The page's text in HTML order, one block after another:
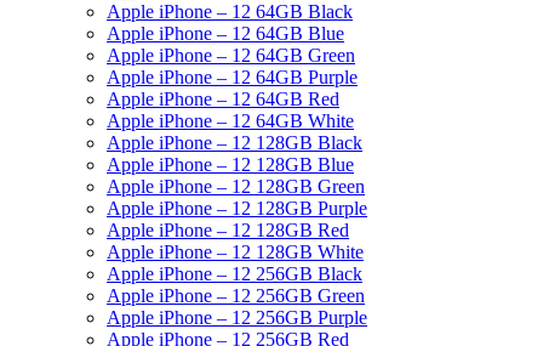
Apple iPhone – 12 64GB Black
Apple iPhone – 12 64GB Blue
Apple iPhone – 12 64GB Green
Apple iPhone – 12 64GB Purple
Apple iPhone – 12 64GB Red
Apple iPhone – 12 64GB White
Apple iPhone – 12 128GB Black
Apple iPhone – 12 128GB Blue
Apple iPhone – 12 128GB Green
Apple iPhone – 12 128GB Purple
Apple iPhone – 12 128GB Red
Apple iPhone – 12 128GB White
Apple iPhone – 12 256GB Black
Apple iPhone – 12 256GB Green
Apple iPhone – 12 256GB Purple
Apple iPhone – 12 256GB Red